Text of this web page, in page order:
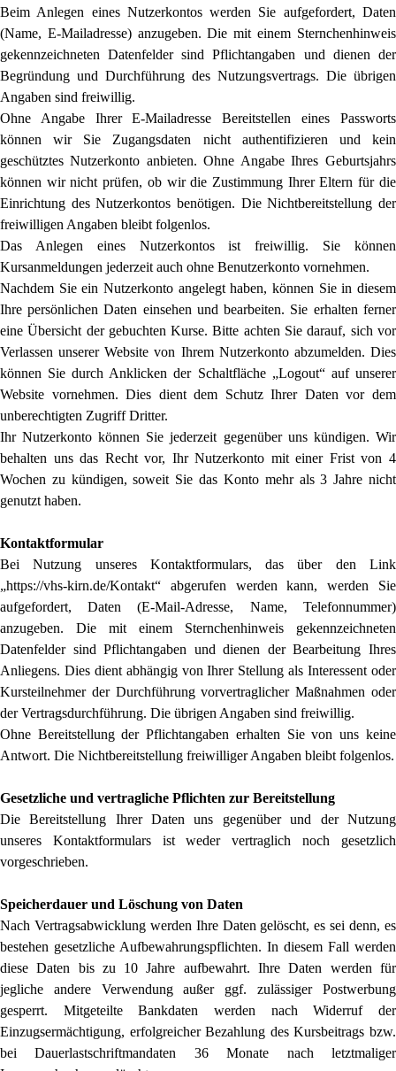
Beim Anlegen eines Nutzerkontos werden Sie aufgefordert, Daten
(Name, E-Mailadresse) anzugeben. Die mit einem Sternchenhinweis
gekennzeichneten Datenfelder sind Pflichtangaben und dienen der
Begründung und Durchführung des Nutzungsvertrags. Die übrigen
Angaben sind freiwillig.
Ohne Angabe Ihrer E-Mailadresse Bereitstellen eines Passworts
können wir Sie Zugangsdaten nicht authentifizieren und kein
geschütztes Nutzerkonto anbieten. Ohne Angabe Ihres Geburtsjahrs
können wir nicht prüfen, ob wir die Zustimmung Ihrer Eltern für die
Einrichtung des Nutzerkontos benötigen. Die Nichtbereitstellung der
freiwilligen Angaben bleibt folgenlos.
Das Anlegen eines Nutzerkontos ist freiwillig. Sie können
Kursanmeldungen jederzeit auch ohne Benutzerkonto vornehmen.
Nachdem Sie ein Nutzerkonto angelegt haben, können Sie in diesem
Ihre persönlichen Daten einsehen und bearbeiten. Sie erhalten ferner
eine Übersicht der gebuchten Kurse. Bitte achten Sie darauf, sich vor
Verlassen unserer Website von Ihrem Nutzerkonto abzumelden. Dies
können Sie durch Anklicken der Schaltfläche „Logout“ auf unserer
Website vornehmen. Dies dient dem Schutz Ihrer Daten vor dem
unberechtigten Zugriff Dritter.
Ihr Nutzerkonto können Sie jederzeit gegenüber uns kündigen. Wir
behalten uns das Recht vor, Ihr Nutzerkonto mit einer Frist von 4
Wochen zu kündigen, soweit Sie das Konto mehr als 3 Jahre nicht
genutzt haben.
Kontaktformular
Bei Nutzung unseres Kontaktformulars, das über den Link
„https://vhs-kirn.de/Kontakt“ abgerufen werden kann, werden Sie
aufgefordert, Daten (E-Mail-Adresse, Name, Telefonnummer)
anzugeben. Die mit einem Sternchenhinweis gekennzeichneten
Datenfelder sind Pflichtangaben und dienen der Bearbeitung Ihres
Anliegens. Dies dient abhängig von Ihrer Stellung als Interessent oder
Kursteilnehmer der Durchführung vorvertraglicher Maßnahmen oder
der Vertragsdurchführung. Die übrigen Angaben sind freiwillig.
Ohne Bereitstellung der Pflichtangaben erhalten Sie von uns keine
Antwort. Die Nichtbereitstellung freiwilliger Angaben bleibt folgenlos.
Gesetzliche und vertragliche Pflichten zur Bereitstellung
Die Bereitstellung Ihrer Daten uns gegenüber und der Nutzung
unseres Kontaktformulars ist weder vertraglich noch gesetzlich
vorgeschrieben.
Speicherdauer und Löschung von Daten
Nach Vertragsabwicklung werden Ihre Daten gelöscht, es sei denn, es
bestehen gesetzliche Aufbewahrungspflichten. In diesem Fall werden
diese Daten bis zu 10 Jahre aufbewahrt. Ihre Daten werden für
jegliche andere Verwendung außer ggf. zulässiger Postwerbung
gesperrt. Mitgeteilte Bankdaten werden nach Widerruf der
Einzugsermächtigung, erfolgreicher Bezahlung des Kursbeitrags bzw.
bei Dauerlastschriftmandaten 36 Monate nach letztmaliger